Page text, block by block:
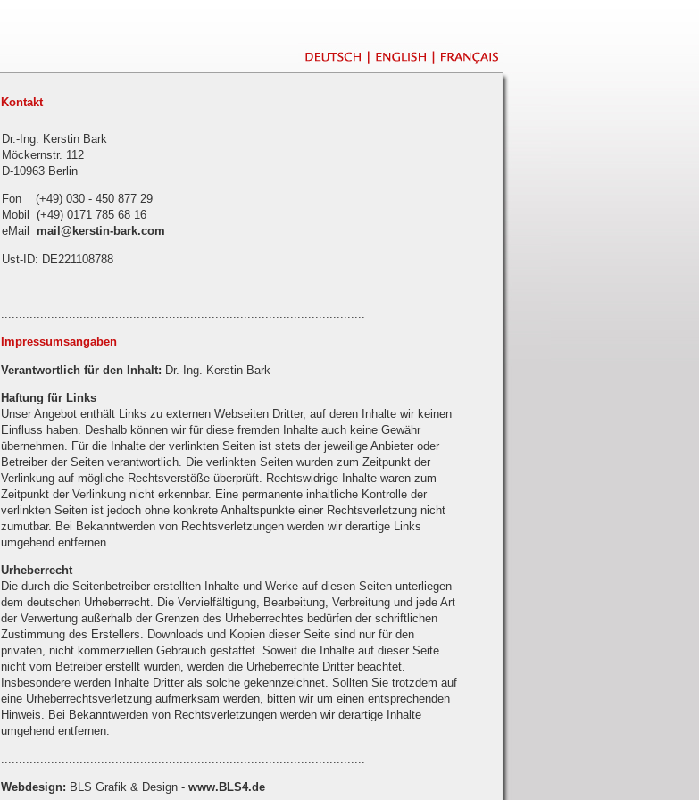
Kontakt
Dr.-Ing. Kerstin Bark
Möckernstr. 112
D-10963 Berlin
Fon (+49) 030 - 450 877 29
Mobil (+49) 0171 785 68 16
eMail mail@kerstin-bark.com
Ust-ID: DE221108788
......................................................................................................
Impressumsangaben
Verantwortlich für den Inhalt: Dr.-Ing. Kerstin Bark
Haftung für Links
Unser Angebot enthält Links zu externen Webseiten Dritter, auf deren Inhalte wir keinen
Einfluss haben. Deshalb können wir für diese fremden Inhalte auch keine Gewähr
übernehmen. Für die Inhalte der verlinkten Seiten ist stets der jeweilige Anbieter oder
Betreiber der Seiten verantwortlich. Die verlinkten Seiten wurden zum Zeitpunkt der
Verlinkung auf mögliche Rechtsverstöße überprüft. Rechtswidrige Inhalte waren zum
Zeitpunkt der Verlinkung nicht erkennbar. Eine permanente inhaltliche Kontrolle der
verlinkten Seiten ist jedoch ohne konkrete Anhaltspunkte einer Rechtsverletzung nicht
zumutbar. Bei Bekanntwerden von Rechtsverletzungen werden wir derartige Links
umgehend entfernen.
Urheberrecht
Die durch die Seitenbetreiber erstellten Inhalte und Werke auf diesen Seiten unterliegen
dem deutschen Urheberrecht. Die Vervielfältigung, Bearbeitung, Verbreitung und jede Art
der Verwertung außerhalb der Grenzen des Urheberrechtes bedürfen der schriftlichen
Zustimmung des Erstellers. Downloads und Kopien dieser Seite sind nur für den
privaten, nicht kommerziellen Gebrauch gestattet. Soweit die Inhalte auf dieser Seite
nicht vom Betreiber erstellt wurden, werden die Urheberrechte Dritter beachtet.
Insbesondere werden Inhalte Dritter als solche gekennzeichnet. Sollten Sie trotzdem auf
eine Urheberrechtsverletzung aufmerksam werden, bitten wir um einen entsprechenden
Hinweis. Bei Bekanntwerden von Rechtsverletzungen werden wir derartige Inhalte
umgehend entfernen.
Webdesign: BLS Grafik & Design - www.BLS4.de